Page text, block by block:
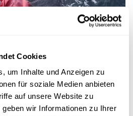
Cookies
um Inhalte und Anzeigen zu
für soziale Medien anbieten
auf unsere Website zu
wir Informationen zu Ihrer
in Kanada und
wie die Forschungsstation